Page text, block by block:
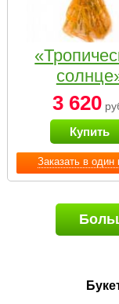
Заказать в один
3 620
Купить